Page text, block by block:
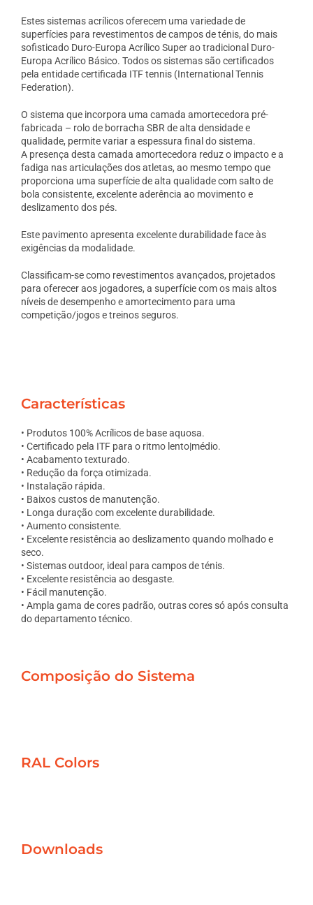
Estes sistemas acrílicos oferecem uma variedade de
superfícies para revestimentos de campos de ténis, do mais
sofisticado Duro-Europa Acrílico Super ao tradicional Duro-
Europa Acrílico Básico. Todos os sistemas são certificados
pela entidade certificada ITF tennis (International Tennis
Federation).
O sistema que incorpora uma camada amortecedora pré-
fabricada – rolo de borracha SBR de alta densidade e
qualidade, permite variar a espessura final do sistema.
A presença desta camada amortecedora reduz o impacto e a
fadiga nas articulações dos atletas, ao mesmo tempo que
proporciona uma superfície de alta qualidade com salto de
bola consistente, excelente aderência ao movimento e
deslizamento dos pés.
Este pavimento apresenta excelente durabilidade face às
exigências da modalidade.
Classificam-se como revestimentos avançados, projetados
para oferecer aos jogadores, a superfície com os mais altos
níveis de desempenho e amortecimento para uma
competição/jogos e treinos seguros.
Características
• Produtos 100% Acrílicos de base aquosa.
• Certificado pela ITF para o ritmo lento|médio.
• Acabamento texturado.
• Redução da força otimizada.
• Instalação rápida.
• Baixos custos de manutenção.
• Longa duração com excelente durabilidade.
• Aumento consistente.
• Excelente resistência ao deslizamento quando molhado e
seco.
• Sistemas outdoor, ideal para campos de ténis.
• Excelente resistência ao desgaste.
• Fácil manutenção.
• Ampla gama de cores padrão, outras cores só após consulta
do departamento técnico.
Composição do Sistema
RAL Colors
Downloads